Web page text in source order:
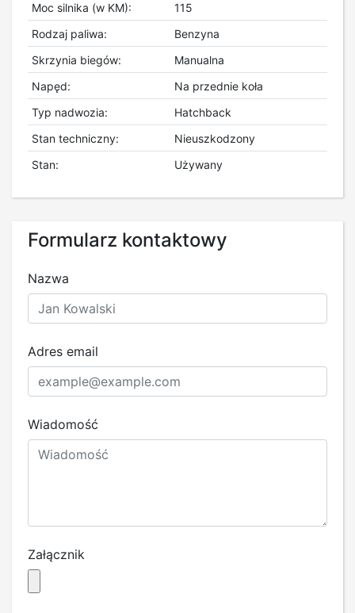
Moc silnika (w KM):
115
Rodzaj paliwa:
Benzyna
Skrzynia biegów:
Manualna
Napęd:
Na przednie koła
Typ nadwozia:
Hatchback
Stan techniczny:
Nieuszkodzony
Stan:
Używany
Formularz kontaktowy
Nazwa
Adres email
Wiadomość
Załącznik